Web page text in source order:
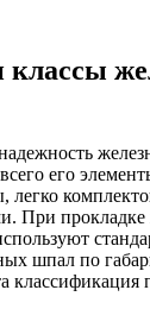
классы
его
легко
При
шпал по
классификация